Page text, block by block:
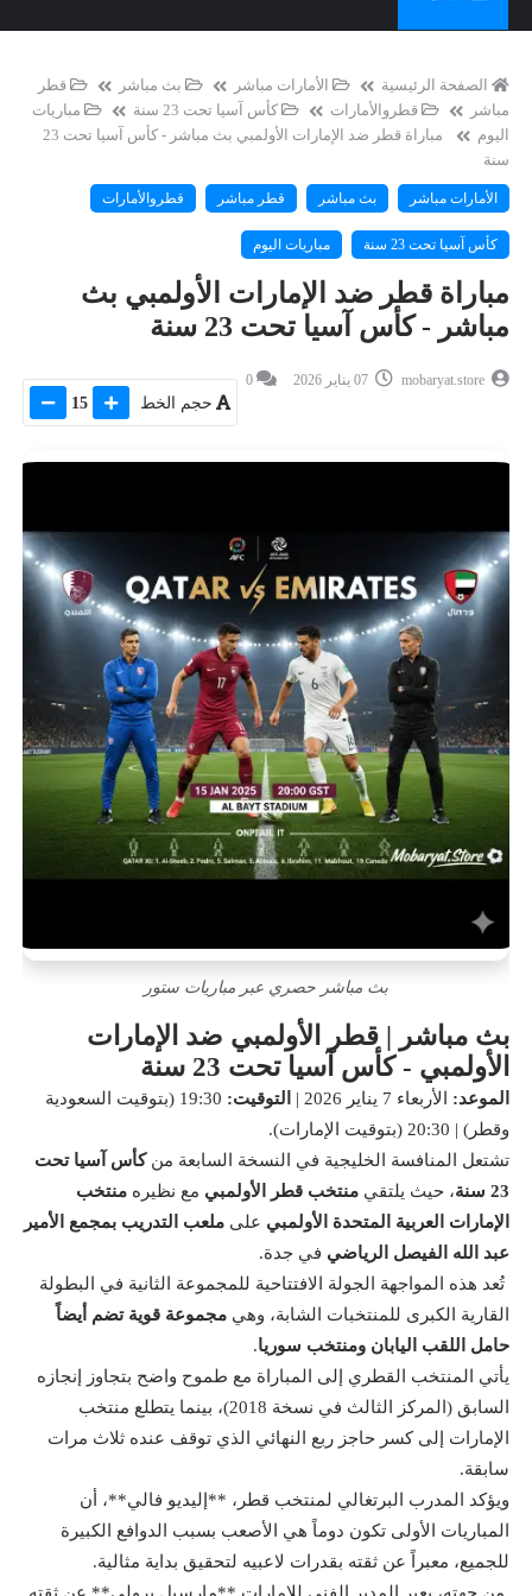
الصفحة الرئيسية الأمارات مباشر بث مباشر
قطر
مباشر
قطروالأمارات كأس آسيا تحت 23 سنة
مباريات
اليوم
مباراة قطر ضد الإمارات الأولمبي بث مباشر - كأس آسيا تحت 23
سنة
الأمارات مباشر بث مباشر قطر مباشر قطروالأمارات
كأس آسيا تحت 23 سنة مباريات اليوم
مباراة قطر ضد الإمارات الأولمبي بث
مباشر - كأس آسيا تحت 23 سنة
mobaryat.store
0
حجم الخط 15
بث مباشر حصري عبر مباريات ستور
بث مباشر | قطر الأولمبي ضد الإمارات
الأولمبي - كأس آسيا تحت 23 سنة
الموعد: الأربعاء 7 يناير 2026 | التوقيت:
19:30 (بتوقيت السعودية
وقطر) | 20:30 (بتوقيت الإمارات).
تشتعل المنافسة الخليجية في النسخة السابعة منكأس آسيا تحت
23 سنة
، حيث يلتقي منتخب قطر الأولمبي مع نظيره منتخب
الإمارات العربية المتحدة الأولمبي على ملعب التدريب بمجمع الأمير
عبد الله الفيصل الرياضي في جدة.
تُعد هذه المواجهة الجولة الافتتاحية للمجموعة الثانية في البطولة
القارية الكبرى للمنتخبات الشابة، وهي مجموعة قوية تضم أيضاً
حامل اللقب اليابان ومنتخب سوريا.
يأتي المنتخب القطري إلى المباراة مع طموح واضح بتجاوز إنجازه
السابق (المركز الثالث في نسخة 2018)، بينما يتطلع منتخب
الإمارات إلى كسر حاجز ربع النهائي الذي توقف عنده ثلاث مرات
سابقة.
ويؤكد المدرب البرتغالي لمنتخب قطر، **إليديو فالي**، أن
المباريات الأولى تكون دوماً هي الأصعب بسبب الدوافع الكبيرة
للجميع، معبراً عن ثقته بقدرات لاعبيه لتحقيق بداية مثالية.